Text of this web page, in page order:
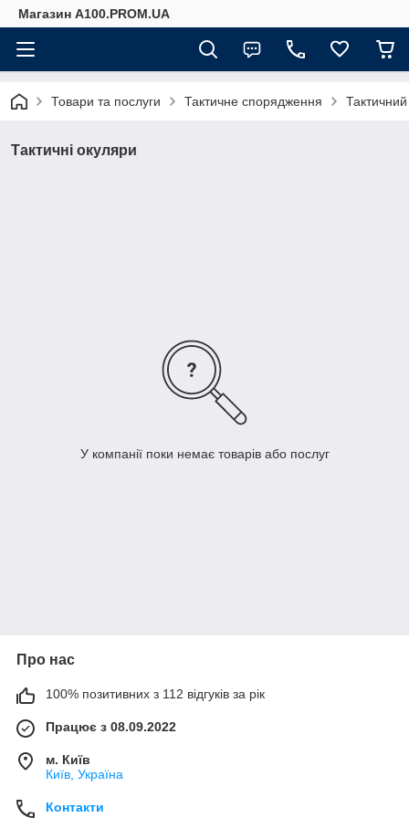
Магазин A100.PROM.UA
Товари та послуги Тактичне спорядження
Тактичні окуляри
У компанії поки немає товарів або послуг
Про нас
100% позитивних з 112 відгуків за рік
Працює з 08.09.2022
м. Київ
Київ, Україна
Контакти